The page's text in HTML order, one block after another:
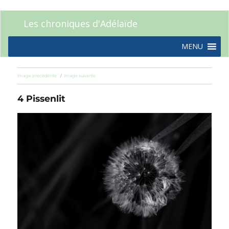
Les chroniques d'Adélaïde
MENU
Image précédente Image suivante
4 Pissenlit